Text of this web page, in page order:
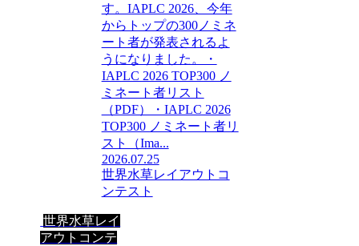
す。IAPLC 2026、今年
からトップの300ノミネ
ート者が発表されるよ
うになりました。・
IAPLC 2026 TOP300 ノ
ミネート者リスト
（PDF）・IAPLC 2026
TOP300 ノミネート者リ
スト（Ima...
2026.07.25
世界水草レイアウトコ
ンテスト
世界水草レイ
アウトコンテ